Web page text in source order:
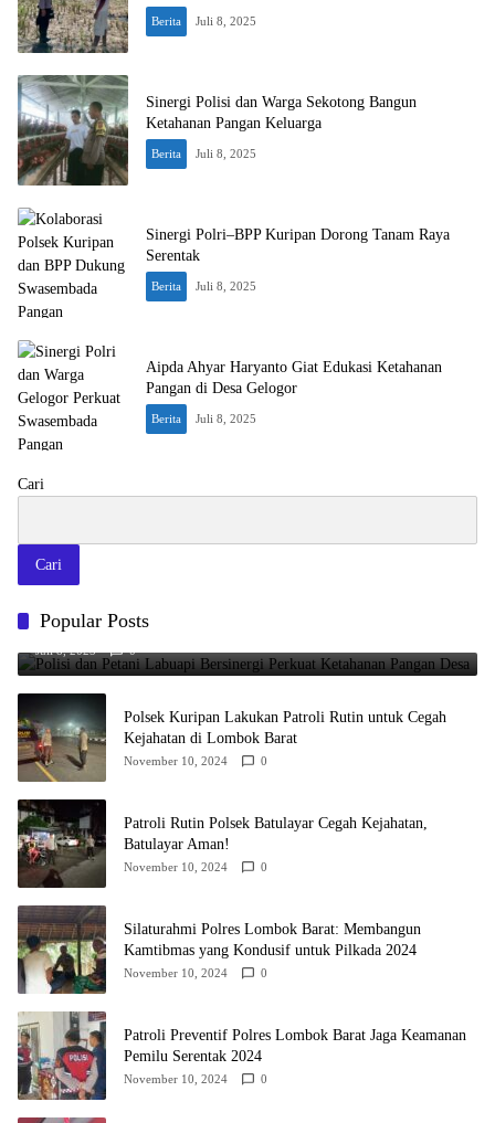
Berita Juli 8, 2025
Sinergi Polisi dan Warga Sekotong Bangun
Ketahanan Pangan Keluarga
Berita Juli 8, 2025
Sinergi Polri–BPP Kuripan Dorong Tanam Raya
Serentak
Berita Juli 8, 2025
Aipda Ahyar Haryanto Giat Edukasi Ketahanan
Pangan di Desa Gelogor
Berita Juli 8, 2025
Cari
Cari
Popular Posts
Desa
Juli 8, 2025 0
Polsek Kuripan Lakukan Patroli Rutin untuk Cegah
Kejahatan di Lombok Barat
November 10, 2024 0
Patroli Rutin Polsek Batulayar Cegah Kejahatan,
Batulayar Aman!
November 10, 2024 0
Silaturahmi Polres Lombok Barat: Membangun
Kamtibmas yang Kondusif untuk Pilkada 2024
November 10, 2024 0
Patroli Preventif Polres Lombok Barat Jaga Keamanan
Pemilu Serentak 2024
November 10, 2024 0